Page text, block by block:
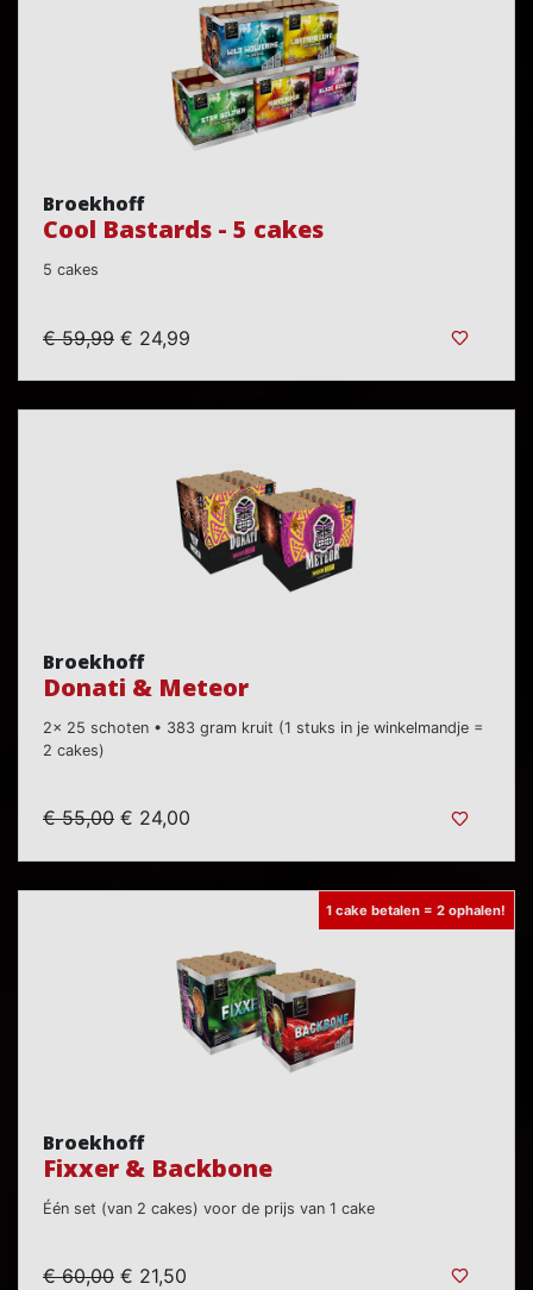
Broekhoff
Cool Bastards - 5 cakes
5 cakes
€ 59,99 € 24,99
Broekhoff
Donati & Meteor
2x 25 schoten • 383 gram kruit (1 stuks in je winkelmandje =
2 cakes)
€ 55,00 € 24,00
1 cake betalen = 2 ophalen!
Broekhoff
Fixxer & Backbone
Één set (van 2 cakes) voor de prijs van 1 cake
€ 60,00 € 21,50